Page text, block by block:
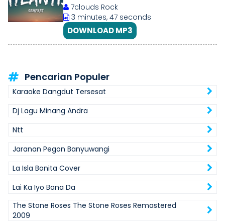
7clouds Rock
3 minutes, 47 seconds
DOWNLOAD MP3
Pencarian Populer
Karaoke Dangdut Tersesat
Dj Lagu Minang Andra
Ntt
Jaranan Pegon Banyuwangi
La Isla Bonita Cover
Lai Ka Iyo Bana Da
The Stone Roses The Stone Roses Remastered
2009